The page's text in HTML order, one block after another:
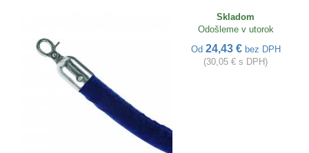
Skladom
Odošleme v utorok
Od 24,43 € bez DPH
(30,05 € s DPH)